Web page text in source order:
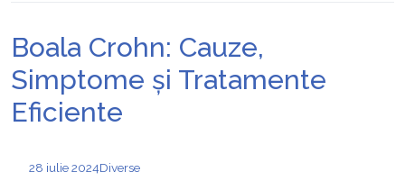
Boala Crohn: Cauze,
Simptome și Tratamente
Eficiente
28 iulie 2024Diverse